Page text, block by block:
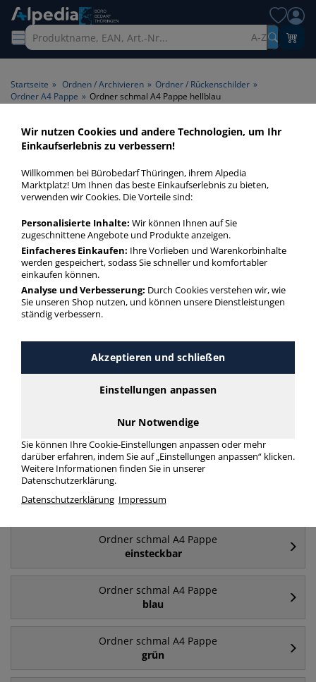
A-Z
Startseite » Ordnen / Archivieren » Ordner / Rückenschilder »
Ordner A4 Pappe » Ordner schmal A4 Pappe hellblau
Ordner schmal A4 Pappe
hellblau > Farbe hellblau
Ordner schmal A4 Pappe hellblau in bester Qualität zum
hellblau mit unserer Filter-Funktion.
Ordner schmal A4 Pappe hellblau
mehr Infos zur Kategorie
Ordner schmal A4 Pappe
Ordner schmal A4 Pappe
schwarz
Ordner schmal A4 Pappe
weiß
Ordner schmal A4 Pappe
einsteckbar
Ordner schmal A4 Pappe
blau
Ordner schmal A4 Pappe
grün
Wir nutzen Cookies und andere Technologien, um Ihr
Einkaufserlebnis zu verbessern!
Willkommen bei Bürobedarf Thüringen, ihrem Alpedia
Marktplatz! Um Ihnen das beste Einkaufserlebnis zu bieten,
verwenden wir Cookies. Die Vorteile sind:
Personalisierte Inhalte: Wir können Ihnen auf Sie
zugeschnittene Angebote und Produkte anzeigen.
Einfacheres Einkaufen: Ihre Vorlieben und Warenkorbinhalte
werden gespeichert, sodass Sie schneller und komfortabler
einkaufen können.
Analyse und Verbesserung: Durch Cookies verstehen wir, wie
Sie unseren Shop nutzen, und können unsere Dienstleistungen
ständig verbessern.
Akzeptieren und schließen
Einstellungen anpassen
Nur Notwendige
Sie können Ihre Cookie-Einstellungen anpassen oder mehr
darüber erfahren, indem Sie auf „Einstellungen anpassen“ klicken.
Weitere Informationen finden Sie in unserer
Datenschutzerklärung.
Datenschutzerklärung Impressum